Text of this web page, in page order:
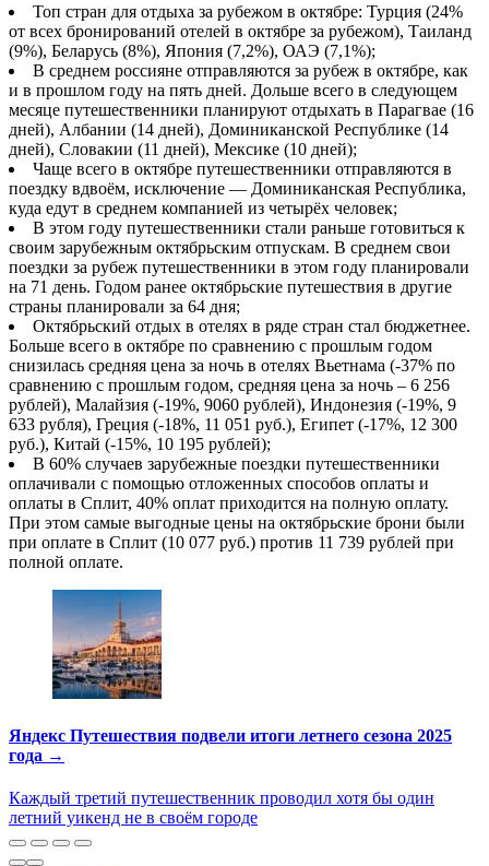
Топ стран для отдыха за рубежом в октябре: Турция (24%
от всех бронирований отелей в октябре за рубежом), Таиланд
(9%), Беларусь (8%), Япония (7,2%), ОАЭ (7,1%);
В среднем россияне отправляются за рубеж в октябре, как
и в прошлом году на пять дней. Дольше всего в следующем
месяце путешественники планируют отдыхать в Парагвае (16
дней), Албании (14 дней), Доминиканской Республике (14
дней), Словакии (11 дней), Мексике (10 дней);
Чаще всего в октябре путешественники отправляются в
поездку вдвоём, исключение — Доминиканская Республика,
куда едут в среднем компанией из четырёх человек;
В этом году путешественники стали раньше готовиться к
своим зарубежным октябрьским отпускам. В среднем свои
поездки за рубеж путешественники в этом году планировали
на 71 день. Годом ранее октябрьские путешествия в другие
страны планировали за 64 дня;
Октябрьский отдых в отелях в ряде стран стал бюджетнее.
Больше всего в октябре по сравнению с прошлым годом
снизилась средняя цена за ночь в отелях Вьетнама (-37% по
сравнению с прошлым годом, средняя цена за ночь – 6 256
рублей), Малайзия (-19%, 9060 рублей), Индонезия (-19%, 9
633 рубля), Греция (-18%, 11 051 руб.), Египет (-17%, 12 300
руб.), Китай (-15%, 10 195 рублей);
В 60% случаев зарубежные поездки путешественники
оплачивали с помощью отложенных способов оплаты и
оплаты в Сплит, 40% оплат приходится на полную оплату.
При этом самые выгодные цены на октябрьские брони были
при оплате в Сплит (10 077 руб.) против 11 739 рублей при
полной оплате.
Яндекс Путешествия подвели итоги летнего сезона 2025
года →
Каждый третий путешественник проводил хотя бы один
летний уикенд не в своём городе